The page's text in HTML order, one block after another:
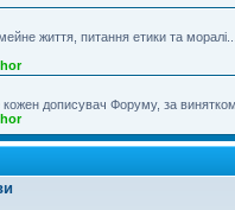
життя, питання етики та
кожен дописувач Форуму, за